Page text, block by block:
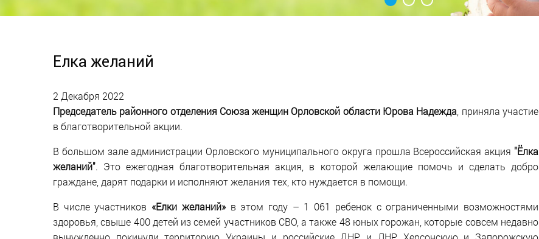
Елка желаний
2 Декабря 2022
Председатель районного отделения Союза женщин Орловской области Юрова Надежда , приняла участие
в благотворительной акции.
В большом зале администрации Орловского муниципального округа прошла Всероссийская акция "Ёлка
желаний". Это ежегодная благотворительная акция, в которой желающие помочь и сделать добро
граждане, дарят подарки и исполняют желания тех, кто нуждается в помощи.
В числе участников «Елки желаний»в этом году – 1 061 ребенок с ограниченными возможностями
здоровья, свыше 400 детей из семей участников СВО, а также 48 юных горожан, которые совсем недавно